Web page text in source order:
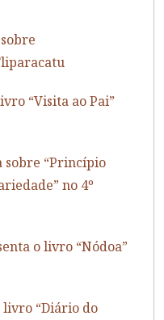
“Visita ao Pai”
sobre “Princípio
no 4º
o livro “Nódoa”
“Diário do